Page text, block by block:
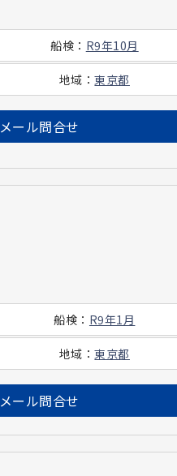
船検 ： R9年10月
地域 ：東京都
メール問合せ
船検 ： R9年1月
地域 ：東京都
メール問合せ